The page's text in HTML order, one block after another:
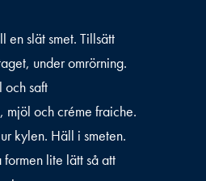
en slät smet. Tillsätt
under omrörning.
och saft
mjöl och créme fraiche.
kylen. Häll i smeten.
lite lätt så att